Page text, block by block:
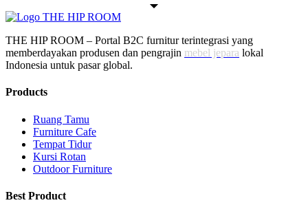
THE HIP ROOM – Portal B2C furnitur terintegrasi yang
memberdayakan produsen dan pengrajin mebel jepara lokal
Indonesia untuk pasar global.
Products
Ruang Tamu
Furniture Cafe
Tempat Tidur
Kursi Rotan
Outdoor Furniture
Best Product